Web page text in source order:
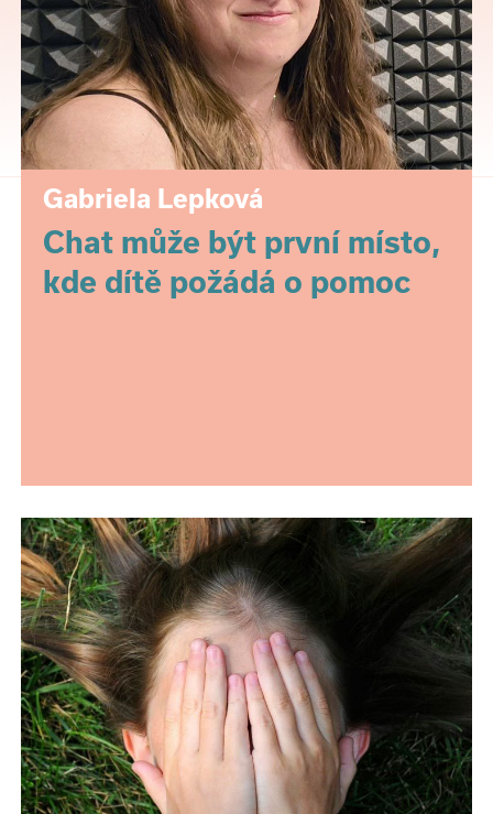
Gabriela Lepková
Chat může být první místo,
kde dítě požádá o pomoc